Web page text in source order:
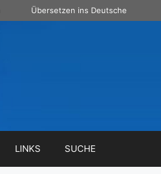
Übersetzen ins Deutsche
LINKS SUCHE